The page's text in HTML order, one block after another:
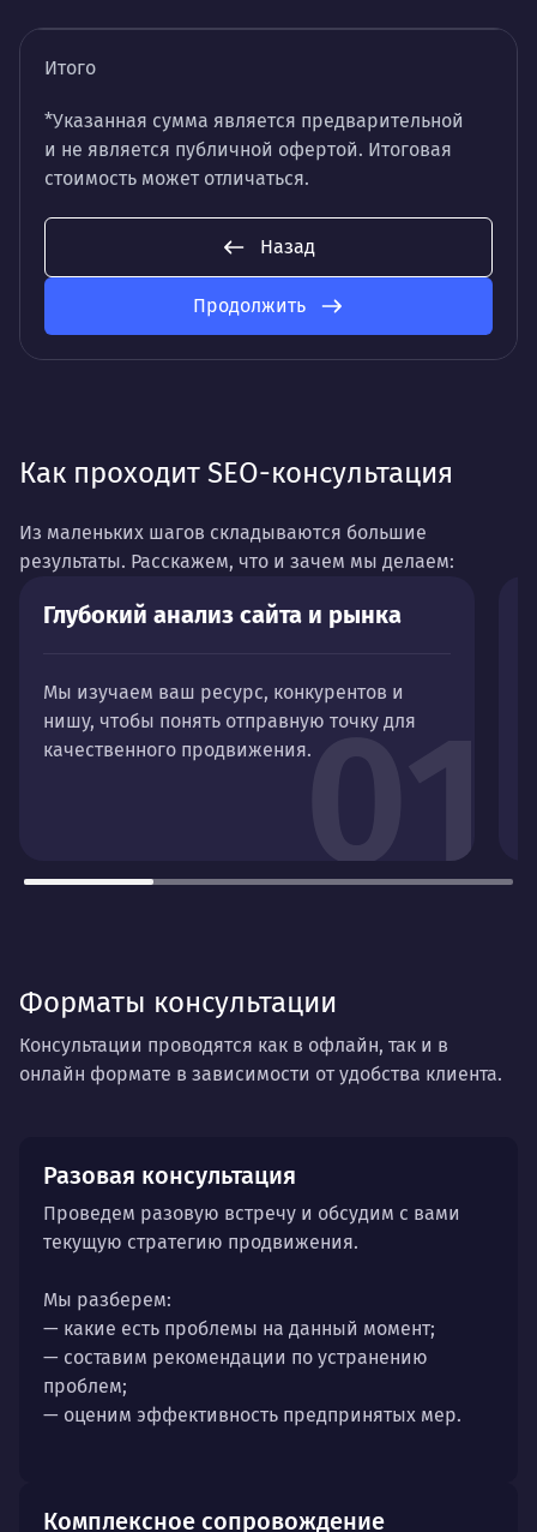
Итого
*Указанная сумма является предварительной
и не является публичной офертой. Итоговая
стоимость может отличаться.
Назад
Продолжить
Как проходит SEO-консультация
Из маленьких шагов складываются большие
результаты. Расскажем, что и зачем мы делаем:
01
Глубокий анализ сайта и рынка
Мы изучаем ваш ресурс, конкурентов и
нишу, чтобы понять отправную точку для
качественного продвижения.
Форматы консультации
Консультации проводятся как в офлайн, так и в
онлайн формате в зависимости от удобства клиента.
Разовая консультация
Проведем разовую встречу и обсудим с вами
текущую стратегию продвижения.
Мы разберем:
— какие есть проблемы на данный момент;
— составим рекомендации по устранению
проблем;
— оценим эффективность предпринятых мер.
Комплексное сопровождение